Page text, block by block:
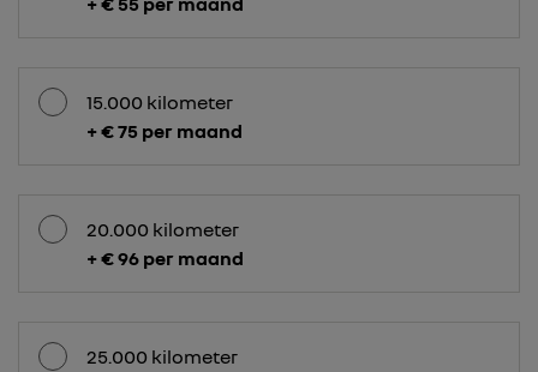
15.000 kilometer
+ € 75 per maand
20.000 kilometer
+ € 96 per maand
25.000 kilometer